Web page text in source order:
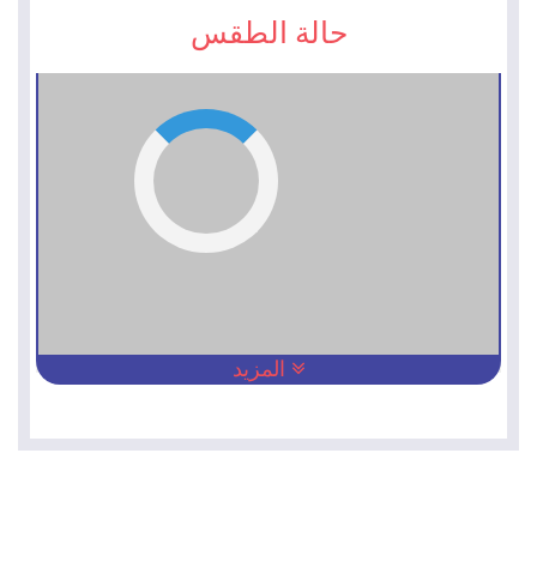
حالة الطقس
المزيد